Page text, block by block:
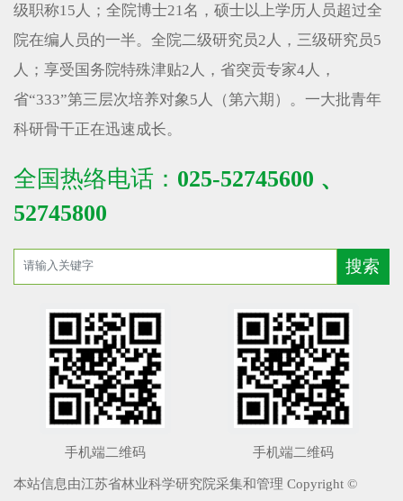
级职称15人；全院博士21名，硕士以上学历人员超过全
院在编人员的一半。全院二级研究员2人，三级研究员5
人；享受国务院特殊津贴2人，省突贡专家4人，
省“333”第三层次培养对象5人（第六期）。一大批青年
科研骨干正在迅速成长。
全国热络电话： 025-52745600 、
52745800
手机端二维码 手机端二维码
本站信息由江苏省林业科学研究院采集和管理 Copyright ©